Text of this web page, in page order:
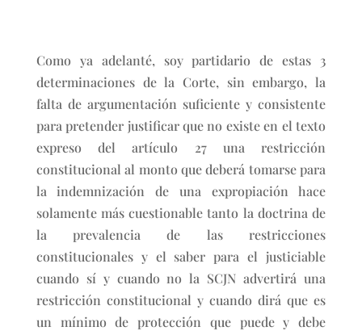
Como ya adelanté, soy partidario de estas 3
determinaciones de la Corte, sin embargo, la
falta de argumentación suficiente y consistente
para pretender justificar que no existe en el texto
expreso del artículo 27 una restricción
constitucional al monto que deberá tomarse para
la indemnización de una expropiación hace
solamente más cuestionable tanto la doctrina de
la prevalencia de las restricciones
constitucionales y el saber para el justiciable
cuando sí y cuando no la SCJN advertirá una
restricción constitucional y cuando dirá que es
un mínimo de protección que puede y debe